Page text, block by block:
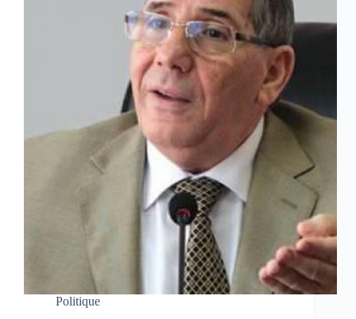
Politique